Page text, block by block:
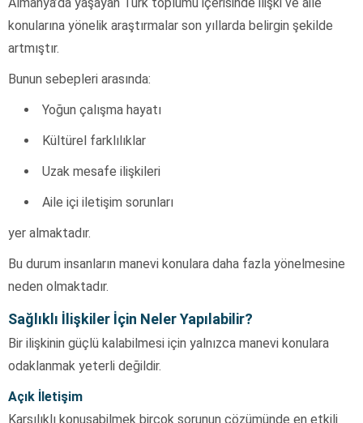
Almanya’da yaşayan Türk toplumu içerisinde ilişki ve aile
konularına yönelik araştırmalar son yıllarda belirgin şekilde
artmıştır.
Bunun sebepleri arasında:
Yoğun çalışma hayatı
Kültürel farklılıklar
Uzak mesafe ilişkileri
Aile içi iletişim sorunları
yer almaktadır.
Bu durum insanların manevi konulara daha fazla yönelmesine
neden olmaktadır.
Sağlıklı İlişkiler İçin Neler Yapılabilir?
Bir ilişkinin güçlü kalabilmesi için yalnızca manevi konulara
odaklanmak yeterli değildir.
Açık İletişim
Karşılıklı konuşabilmek birçok sorunun çözümünde en etkili